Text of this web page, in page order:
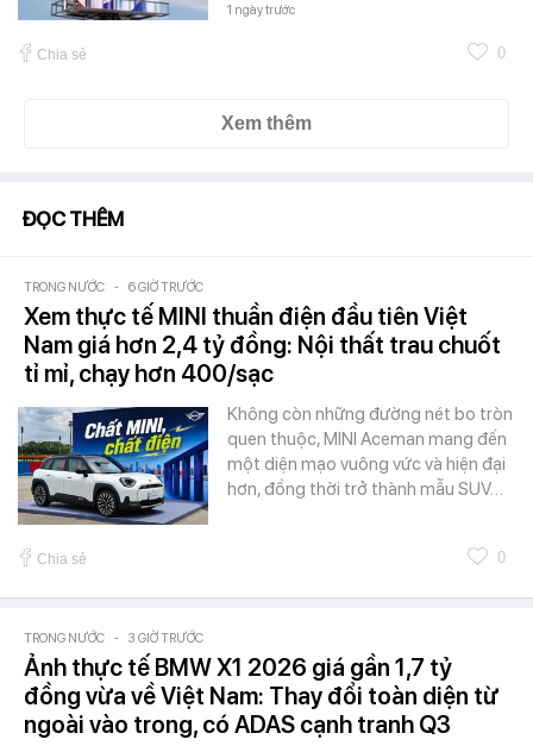
1 ngày trước
Chia sẻ 0
Xem thêm
ĐỌC THÊM
TRONG NƯỚC - 6 GIỜ TRƯỚC
Xem thực tế MINI thuần điện đầu tiên Việt
Nam giá hơn 2,4 tỷ đồng: Nội thất trau chuốt
tỉ mỉ, chạy hơn 400/sạc
Không còn những đường nét bo tròn
quen thuộc, MINI Aceman mang đến
một diện mạo vuông vức và hiện đại
hơn, đồng thời trở thành mẫu SUV…
Chia sẻ 0
TRONG NƯỚC - 3 GIỜ TRƯỚC
Ảnh thực tế BMW X1 2026 giá gần 1,7 tỷ
đồng vừa về Việt Nam: Thay đổi toàn diện từ
ngoài vào trong, có ADAS cạnh tranh Q3